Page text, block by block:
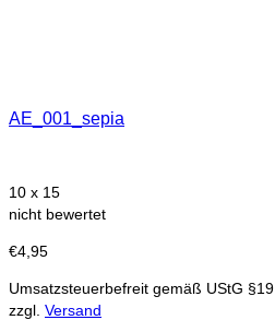
AE_001_sepia
10 x 15
nicht bewertet
€4,95
Umsatzsteuerbefreit gemäß UStG §19
zzgl. Versand